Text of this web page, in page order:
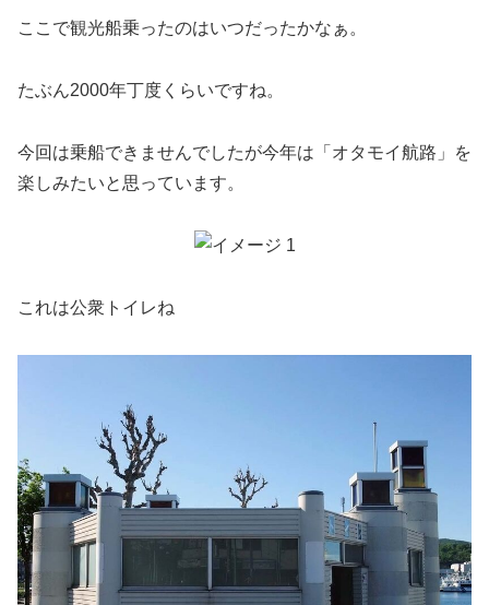
ここで観光船乗ったのはいつだったかなぁ。
たぶん2000年丁度くらいですね。
今回は乗船できませんでしたが今年は「オタモイ航路」を
楽しみたいと思っています。
これは公衆トイレね